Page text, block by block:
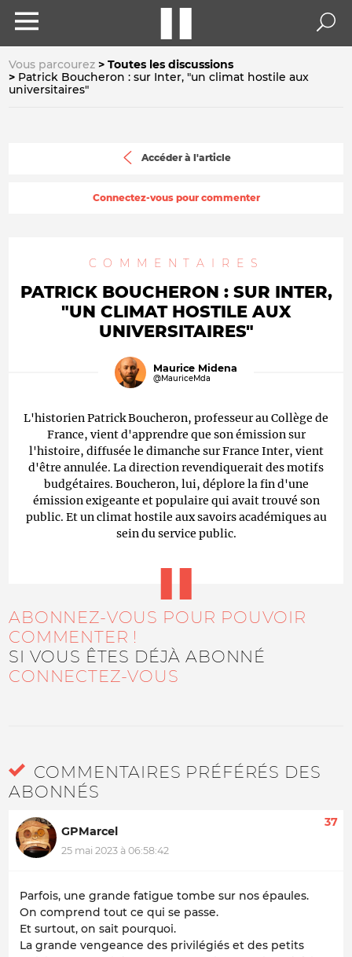
Vous parcourez
Toutes les discussions
Patrick Boucheron : sur Inter, "un climat hostile aux
universitaires"
Accéder à l'article
Connectez-vous pour commenter
COMMENTAIRES
PATRICK BOUCHERON : SUR INTER,
"UN CLIMAT HOSTILE AUX
UNIVERSITAIRES"
Maurice Midena
@MauriceMda
L'historien Patrick Boucheron, professeur au Collège de
France, vient d'apprendre que son émission sur
l'histoire, diffusée le dimanche sur France Inter, vient
d'être annulée. La direction revendiquerait des motifs
budgétaires. Boucheron, lui, déplore la fin d'une
émission exigeante et populaire qui avait trouvé son
public. Et un climat hostile aux savoirs académiques au
sein du service public.
ABONNEZ-VOUS POUR POUVOIR
COMMENTER !
SI VOUS ÊTES DÉJÀ ABONNÉ
CONNECTEZ-VOUS
COMMENTAIRES PRÉFÉRÉS DES
ABONNÉS
GPMarcel
25 mai 2023 à 06:58:42
37
Parfois, une grande fatigue tombe sur nos épaules.
On comprend tout ce qui se passe.
Et surtout, on sait pourquoi.
La grande vengeance des privilégiés et des petits